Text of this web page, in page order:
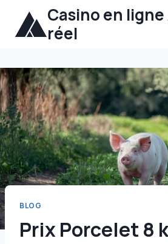
contenu
Casino en
réel
BLOG
Prix Porcelet 8